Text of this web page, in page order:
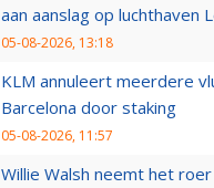
aan aanslag op luchthaven
05-08-2026, 13:18
KLM annuleert meerdere
Barcelona door staking
05-08-2026, 11:57
Willie Walsh neemt het